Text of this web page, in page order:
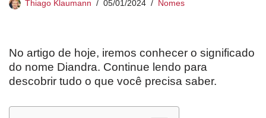
Thiago Klaumann 05/01/2024 Nomes
No artigo de hoje, iremos conhecer o significado
do nome Diandra. Continue lendo para
descobrir tudo o que você precisa saber.